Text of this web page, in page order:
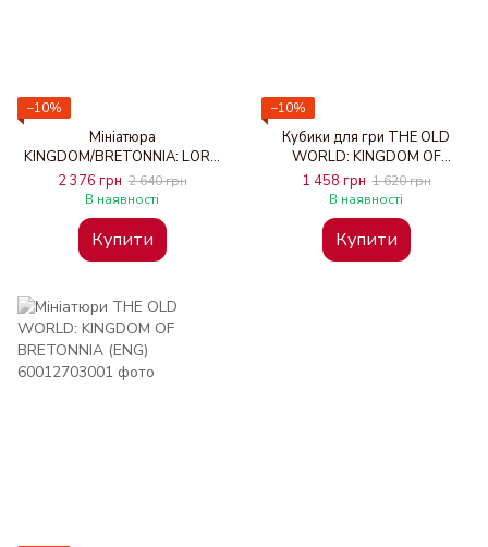
−10%
Мініатюра
KINGDOM/BRETONNIA: LORD
ON ROYAL PEGASUS
2 376 грн 2 640 грн
В наявності
Купити
−10%
Кубики для гри THE OLD
WORLD: KINGDOM OF
BRETONNIA DICE
1 458 грн 1 620 грн
В наявності
Купити